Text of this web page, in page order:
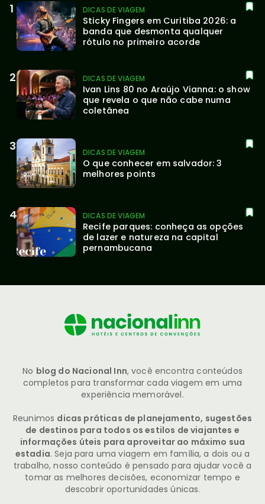
DICAS DE VIAGEM
Sticky Fingers em Curitiba 2026: a
banda que desmonta qualquer
rótulo no primeiro acorde
DICAS DE VIAGEM
Ivan Lins 80 no Araújo Vianna: o show
que revela o que não cabe numa
coletânea
DICAS DE VIAGEM
O que conhecer em salvador: 3
melhores points
DICAS DE VIAGEM
Recife parques: conheça as opções
de lazer e natureza na capital
pernambucana
No blog do Nacional Inn, você encontra conteúdos
completos para transformar cada viagem em uma
experiência memorável.
Reunimos dicas práticas de planejamento, sugestões
de destinos para todos os estilos de viajantes e
informações úteis para aproveitar ao máximo sua
estadia. Seja para uma viagem em família, a dois ou a
trabalho, nosso conteúdo é pensado para ajudar você a
tomar as melhores decisões, economizar tempo e
descobrir oportunidades únicas.